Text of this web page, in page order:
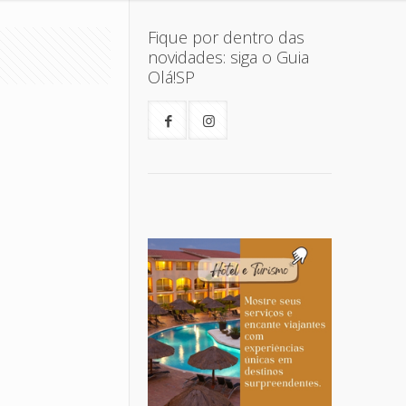
Fique por dentro das
novidades: siga o Guia
Olá!SP